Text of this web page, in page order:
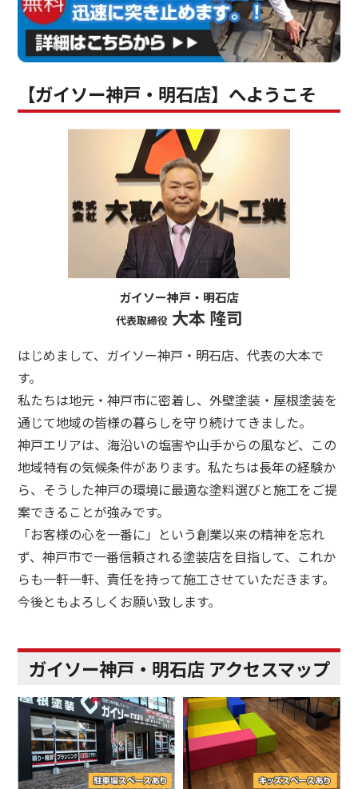
【ガイソー神戸・明石店】へようこそ
ガイソー神戸・明石店
代表取締役大本 隆司
はじめまして、ガイソー神戸・明石店、代表の大本で
す。
私たちは地元・神戸市に密着し、外壁塗装・屋根塗装を
通じて地域の皆様の暮らしを守り続けてきました。
神戸エリアは、海沿いの塩害や山手からの風など、この
地域特有の気候条件があります。私たちは長年の経験か
ら、そうした神戸の環境に最適な塗料選びと施工をご提
案できることが強みです。
「お客様の心を一番に」という創業以来の精神を忘れ
ず、神戸市で一番信頼される塗装店を目指して、これか
らも一軒一軒、責任を持って施工させていただきます。
今後ともよろしくお願い致します。
ガイソー神戸・明石店 アクセスマップ